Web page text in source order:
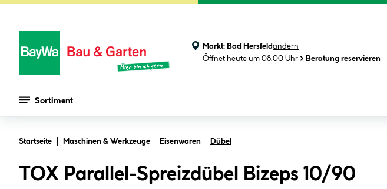
Markt: Bad Hersfeldändern
Öffnet heute um 08:00 Uhr
Beratung reservieren
Sortiment
Startseite Maschinen & Werkzeuge Eisenwaren Dübel
TOX Parallel-Spreizdübel Bizeps 10/90